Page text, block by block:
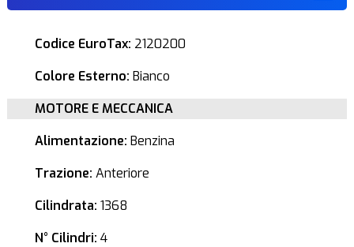
Codice EuroTax: 2120200
Colore Esterno: Bianco
MOTORE E MECCANICA
Alimentazione: Benzina
Trazione: Anteriore
Cilindrata: 1368
N° Cilindri: 4